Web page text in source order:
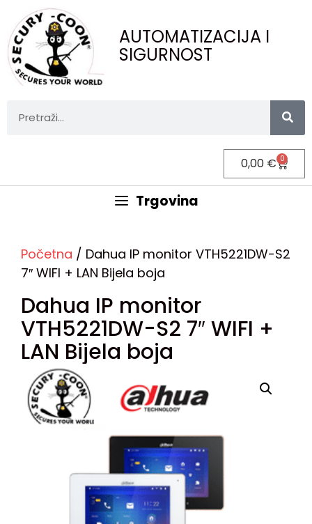
AUTOMATIZACIJA I
SIGURNOST
0,00 € 0
Trgovina
Početna / Dahua IP monitor VTH5221DW-S2
7″ WIFI + LAN Bijela boja
Dahua IP monitor
VTH5221DW-S2 7″ WIFI +
LAN Bijela boja